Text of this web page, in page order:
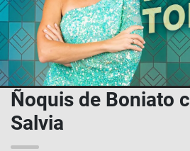
Ñoquis de Boniato
Salvia